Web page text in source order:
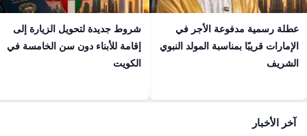
عطلة رسمية مدفوعة الأجر في
الإمارات قريبًا بمناسبة المولد النبوي
الشريف
شروط جديدة لتحويل الزيارة إلى
إقامة للأبناء دون سن الخامسة في
الكويت
آخر الأخبار